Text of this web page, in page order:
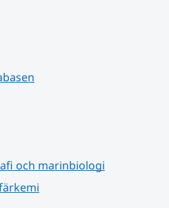
och marinbiologi